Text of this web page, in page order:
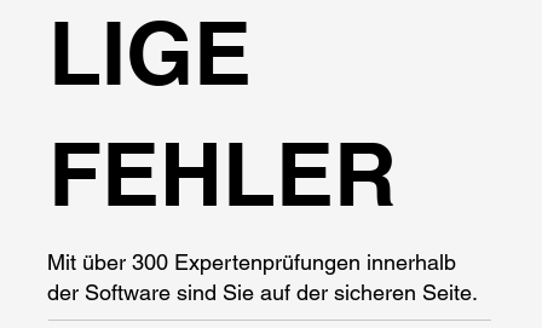
LIGE
FEHLER
Mit über 300 Expertenprüfungen innerhalb
der Software sind Sie auf der sicheren Seite.